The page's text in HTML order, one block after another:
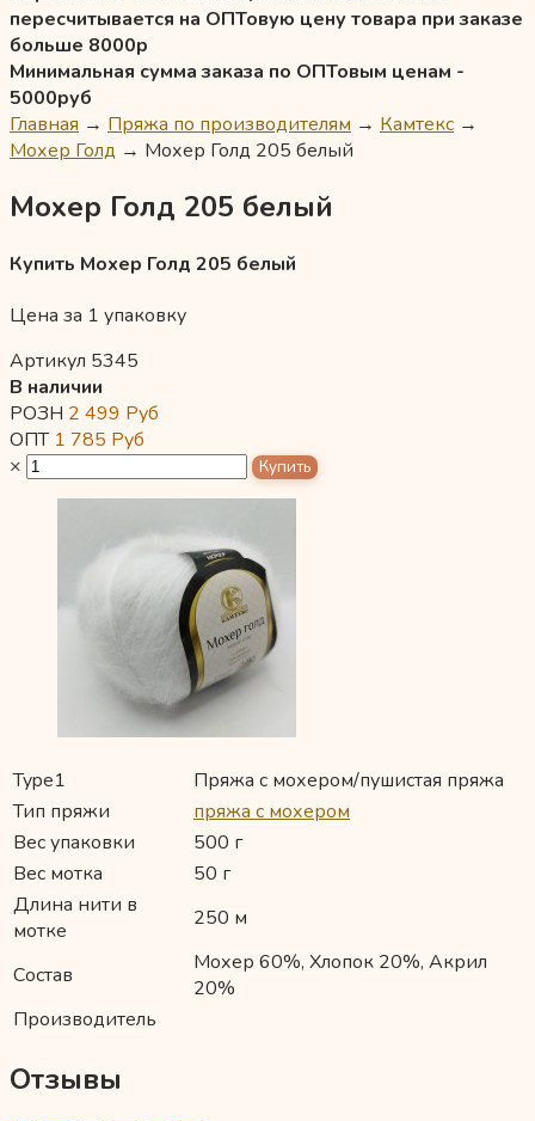
пересчитывается на ОПТовую цену товара при заказе
больше 8000р
Минимальная сумма заказа по ОПТовым ценам -
5000руб
Главная → Пряжа по производителям → Камтекс →
Мохер Голд → Мохер Голд 205 белый
Мохер Голд 205 белый
Купить Мохер Голд 205 белый
Цена за 1 упаковку
Артикул 5345
В наличии
РОЗН 2 499 Руб
ОПТ 1 785 Руб
×
Type1
Пряжа с мохером/пушистая пряжа
Тип пряжи
пряжа с мохером
Вес упаковки
500 г
Вес мотка
50 г
Длина нити в
мотке
250 м
Состав
Мохер 60%, Хлопок 20%, Акрил
20%
Производитель
Отзывы